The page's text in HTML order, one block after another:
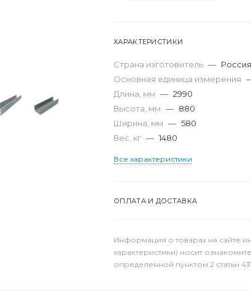
ХАРАКТЕРИСТИКИ
Страна изготовитель — Россия
Основная единица измерения
Длина, мм — 2990
Высота, мм — 880
Ширина, мм — 580
Вес, кг — 1480
Все характеристики
ОПЛАТА И ДОСТАВКА
Информация о товарах на сайте
характеристики) носит
определенной пунктом 2 статьи